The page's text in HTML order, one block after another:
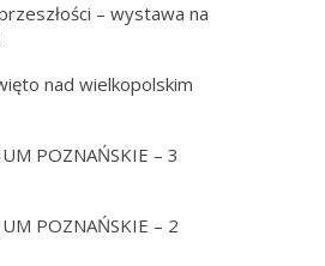
– wystawa na
nad wielkopolskim
POZNAŃSKIE – 3
POZNAŃSKIE – 2